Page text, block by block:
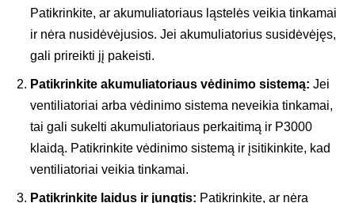
Patikrinkite, ar akumuliatoriaus ląstelės veikia tinkamai
ir nėra nusidėvėjusios. Jei akumuliatorius susidėvėjęs,
gali prireikti jį pakeisti.
Patikrinkite akumuliatoriaus vėdinimo sistemą: Jei
ventiliatoriai arba vėdinimo sistema neveikia tinkamai,
tai gali sukelti akumuliatoriaus perkaitimą ir P3000
klaidą. Patikrinkite vėdinimo sistemą ir įsitikinkite, kad
ventiliatoriai veikia tinkamai.
Patikrinkite laidus ir jungtis: Patikrinkite, ar nėra